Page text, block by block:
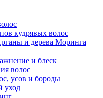
кудрявых волос
и дерева Моринга
и блеск
волос
усов и бороды
уход